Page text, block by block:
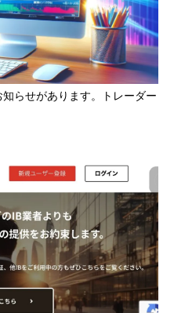
らせがあります。トレーダー